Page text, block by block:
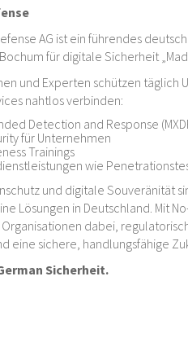
AG ist ein führendes
für digitale Sicherheit
und Experten schützen
nahtlos verbinden:
Detection and Response
für Unternehmen
Trainings
wie
und digitale Souveränität
Lösungen in Deutschland. Mit
dabei,
eine sichere, handlungsfähige
Sicherheit.